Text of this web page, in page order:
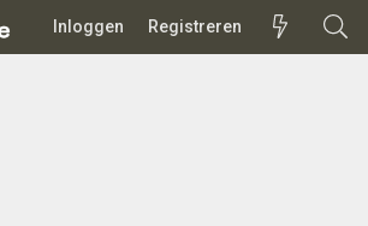
Inloggen Registreren